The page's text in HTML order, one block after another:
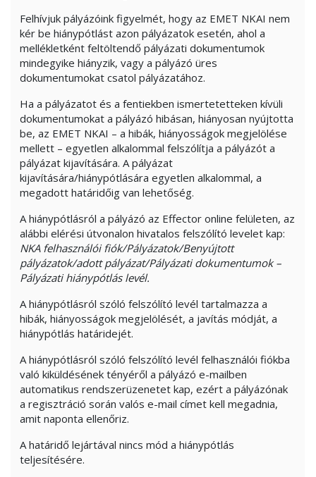
Felhívjuk pályázóink figyelmét, hogy az EMET NKAI nem
kér be hiánypótlást azon pályázatok esetén, ahol a
mellékletként feltöltendő pályázati dokumentumok
mindegyike hiányzik, vagy a pályázó üres
dokumentumokat csatol pályázatához.
Ha a pályázatot és a fentiekben ismertetetteken kívüli
dokumentumokat a pályázó hibásan, hiányosan nyújtotta
be, az EMET NKAI – a hibák, hiányosságok megjelölése
mellett – egyetlen alkalommal felszólítja a pályázót a
pályázat kijavítására. A pályázat
kijavítására/hiánypótlására egyetlen alkalommal, a
megadott határidőig van lehetőség.
A hiánypótlásról a pályázó az Effector online felületen, az
alábbi elérési útvonalon hivatalos felszólító levelet kap:
NKA felhasználói fiók/Pályázatok/Benyújtott
pályázatok/adott pályázat/Pályázati dokumentumok –
Pályázati hiánypótlás levél.
A hiánypótlásról szóló felszólító levél tartalmazza a
hibák, hiányosságok megjelölését, a javítás módját, a
hiánypótlás határidejét.
A hiánypótlásról szóló felszólító levél felhasználói fiókba
való kiküldésének tényéről a pályázó e-mailben
automatikus rendszerüzenetet kap, ezért a pályázónak
a regisztráció során valós e-mail címet kell megadnia,
amit naponta ellenőriz.
A határidő lejártával nincs mód a hiánypótlás
teljesítésére.